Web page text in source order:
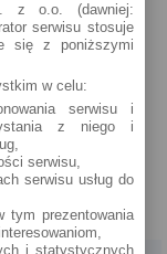
z o.o. (dawniej:
serwisu stosuje
się z poniższymi
w celu:
serwisu i
z niego i
serwisu,
serwisu usług do
tym prezentowania
i statystycznych